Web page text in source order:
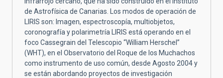
de Astrofísica de Canarias. Los modos de operación de
LIRIS son: Imagen, espectroscopía, multiobjetos,
coronografía y polarimetría LIRIS está operando en el
foco Cassegrain del Telescopio “William Herschel”
(WHT), en el Observatorio del Roque de los Muchachos
como instrumento de uso común, desde Agosto 2004 y
se están abordando proyectos de investigación